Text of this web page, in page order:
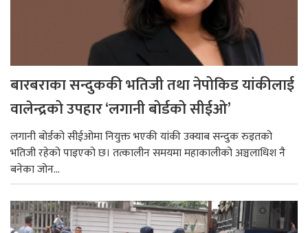
बारबराका सन्दुककी भतिजी तथा नेपोकिड यांकीलाई
वालेन्द्रको उपहार ‘लगानी बोर्डको सीईओ’
लगानी बोर्डको सीईओमा नियुक्त भएकी यांकी उक्याब सन्दुक रुइतको
भतिजी रहेको पाइएको छ। तत्कालीन समयमा महाकालीको अञ्चलाधिश नै
बनेका जोन...